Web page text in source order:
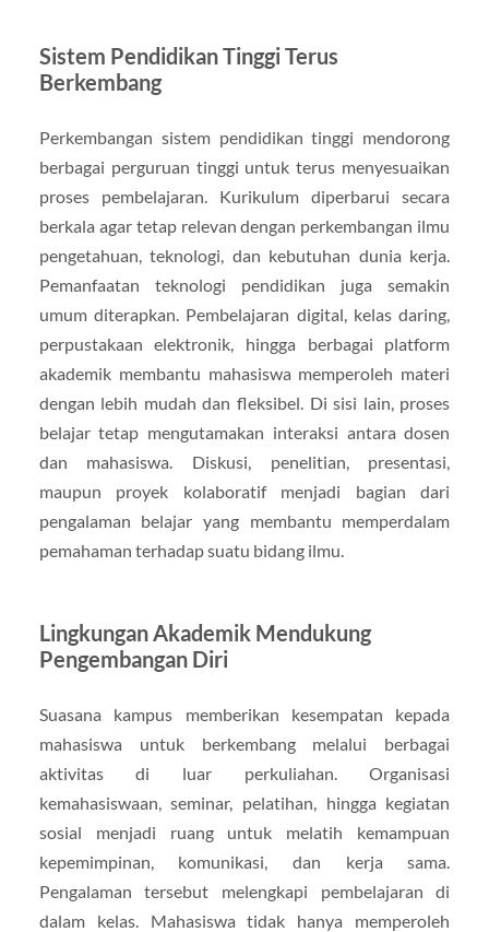
Sistem Pendidikan Tinggi Terus
Berkembang
Perkembangan sistem pendidikan tinggi mendorong
berbagai perguruan tinggi untuk terus menyesuaikan
proses pembelajaran. Kurikulum diperbarui secara
berkala agar tetap relevan dengan perkembangan ilmu
pengetahuan, teknologi, dan kebutuhan dunia kerja.
Pemanfaatan teknologi pendidikan juga semakin
umum diterapkan. Pembelajaran digital, kelas daring,
perpustakaan elektronik, hingga berbagai platform
akademik membantu mahasiswa memperoleh materi
dengan lebih mudah dan fleksibel. Di sisi lain, proses
belajar tetap mengutamakan interaksi antara dosen
dan mahasiswa. Diskusi, penelitian, presentasi,
maupun proyek kolaboratif menjadi bagian dari
pengalaman belajar yang membantu memperdalam
pemahaman terhadap suatu bidang ilmu.
Lingkungan Akademik Mendukung
Pengembangan Diri
Suasana kampus memberikan kesempatan kepada
mahasiswa untuk berkembang melalui berbagai
aktivitas di luar perkuliahan. Organisasi
kemahasiswaan, seminar, pelatihan, hingga kegiatan
sosial menjadi ruang untuk melatih kemampuan
kepemimpinan, komunikasi, dan kerja sama.
Pengalaman tersebut melengkapi pembelajaran di
dalam kelas. Mahasiswa tidak hanya memperoleh